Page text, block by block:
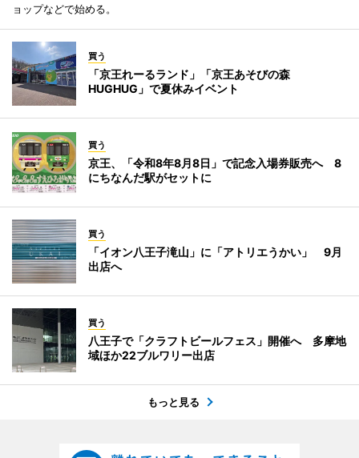
ョップなどで始める。
買う
「京王れーるランド」「京王あそびの森
HUGHUG」で夏休みイベント
買う
京王、「令和8年8月8日」で記念入場券販売へ 8
にちなんだ駅がセットに
買う
「イオン八王子滝山」に「アトリエうかい」 9月
出店へ
買う
八王子で「クラフトビールフェス」開催へ 多摩地
域ほか22ブルワリー出店
もっと見る